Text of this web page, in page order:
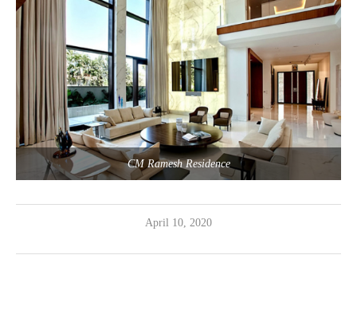
CM Ramesh Residence
April 10, 2020